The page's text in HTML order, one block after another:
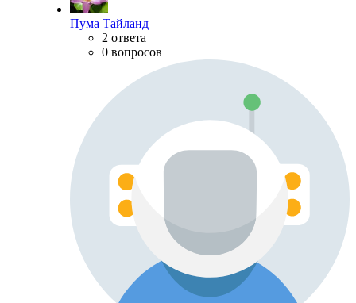
Пума Тайланд
2 ответа
0 вопросов